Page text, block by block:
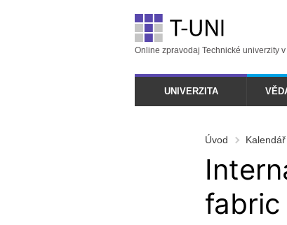
Online zpravodaj Technické univerzity
UNIVERZITA
Úvod Kalendář